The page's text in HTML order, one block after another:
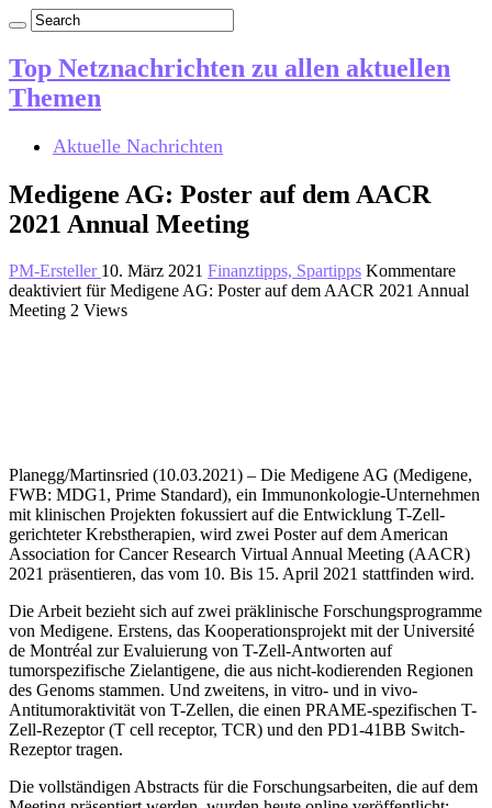
Top Netznachrichten zu allen aktuellen
Themen
Aktuelle Nachrichten
Medigene AG: Poster auf dem AACR
2021 Annual Meeting
PM-Ersteller 10. März 2021 Finanztipps, Spartipps Kommentare
deaktiviert für Medigene AG: Poster auf dem AACR 2021 Annual
Meeting 2 Views
Planegg/Martinsried (10.03.2021) – Die Medigene AG (Medigene,
FWB: MDG1, Prime Standard), ein Immunonkologie-Unternehmen
mit klinischen Projekten fokussiert auf die Entwicklung T-Zell-
gerichteter Krebstherapien, wird zwei Poster auf dem American
Association for Cancer Research Virtual Annual Meeting (AACR)
2021 präsentieren, das vom 10. Bis 15. April 2021 stattfinden wird.
Die Arbeit bezieht sich auf zwei präklinische Forschungsprogramme
von Medigene. Erstens, das Kooperationsprojekt mit der Université
de Montréal zur Evaluierung von T-Zell-Antworten auf
tumorspezifische Zielantigene, die aus nicht-kodierenden Regionen
des Genoms stammen. Und zweitens, in vitro- und in vivo-
Antitumoraktivität von T-Zellen, die einen PRAME-spezifischen T-
Zell-Rezeptor (T cell receptor, TCR) und den PD1-41BB Switch-
Rezeptor tragen.
Die vollständigen Abstracts für die Forschungsarbeiten, die auf dem